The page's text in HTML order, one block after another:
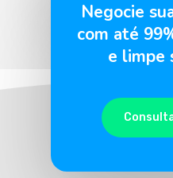
Negocie
com até
e limpe